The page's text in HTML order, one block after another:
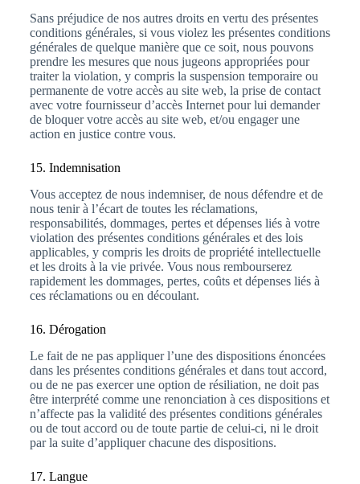
Sans préjudice de nos autres droits en vertu des présentes
conditions générales, si vous violez les présentes conditions
générales de quelque manière que ce soit, nous pouvons
prendre les mesures que nous jugeons appropriées pour
traiter la violation, y compris la suspension temporaire ou
permanente de votre accès au site web, la prise de contact
avec votre fournisseur d’accès Internet pour lui demander
de bloquer votre accès au site web, et/ou engager une
action en justice contre vous.
15. Indemnisation
Vous acceptez de nous indemniser, de nous défendre et de
nous tenir à l’écart de toutes les réclamations,
responsabilités, dommages, pertes et dépenses liés à votre
violation des présentes conditions générales et des lois
applicables, y compris les droits de propriété intellectuelle
et les droits à la vie privée. Vous nous rembourserez
rapidement les dommages, pertes, coûts et dépenses liés à
ces réclamations ou en découlant.
16. Dérogation
Le fait de ne pas appliquer l’une des dispositions énoncées
dans les présentes conditions générales et dans tout accord,
ou de ne pas exercer une option de résiliation, ne doit pas
être interprété comme une renonciation à ces dispositions et
n’affecte pas la validité des présentes conditions générales
ou de tout accord ou de toute partie de celui-ci, ni le droit
par la suite d’appliquer chacune des dispositions.
17. Langue